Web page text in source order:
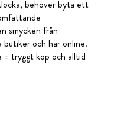
behöver byta ett
smycken från
butiker och här online.
= tryggt köp och alltid